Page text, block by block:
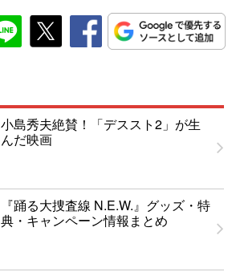
小島秀夫絶賛！「デススト2」が生
んだ映画
『踊る大捜査線 N.E.W.』グッズ・特
典・キャンペーン情報まとめ